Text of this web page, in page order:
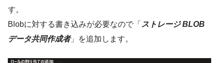
す。
Blobに対する書き込みが必要なので「 ストレージ BLOB
データ共同作成者」を追加します。